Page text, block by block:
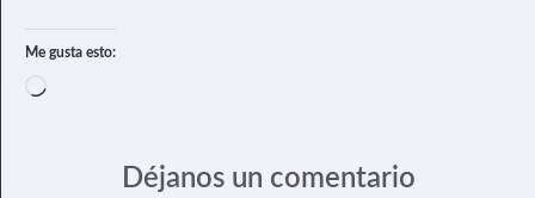
Me gusta esto:
Déjanos un comentario